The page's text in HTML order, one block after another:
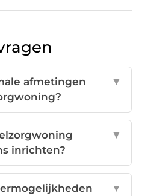
afmetingen
▼
inrichten?
▼
▼